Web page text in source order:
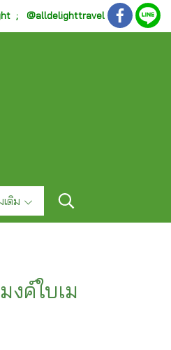
; @alldelighttravel
เติม
งค์ใบเม